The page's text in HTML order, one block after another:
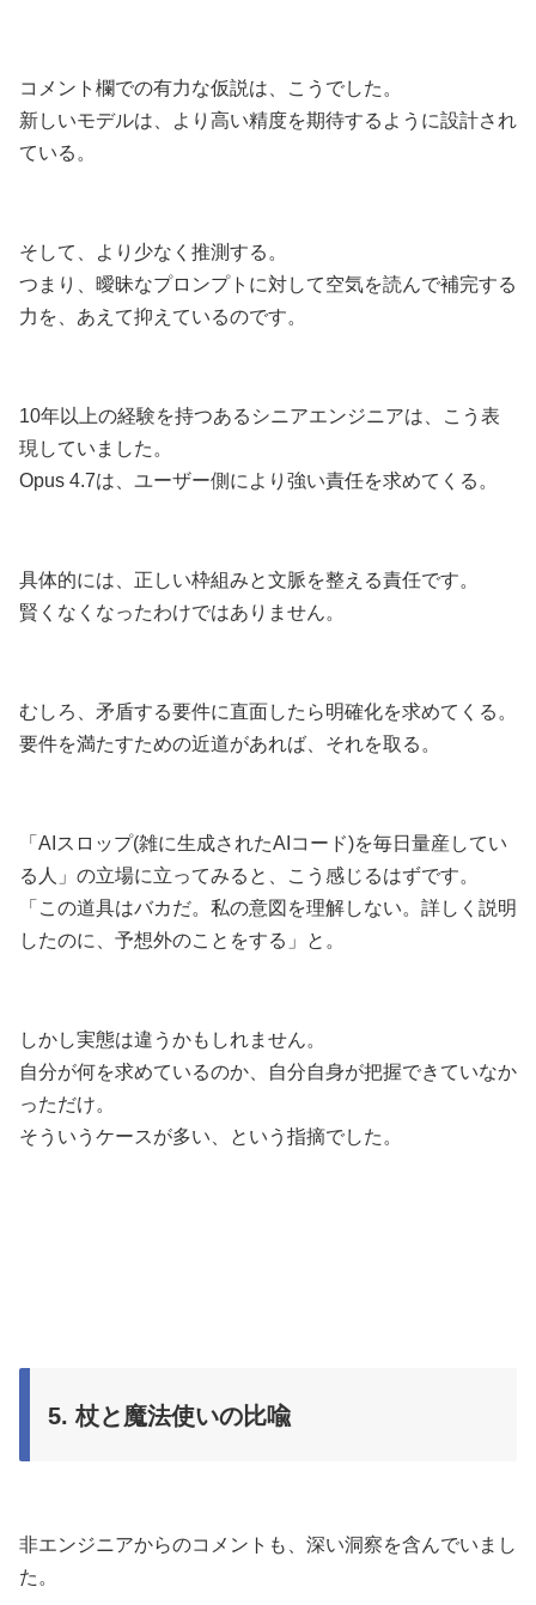
コメント欄での有力な仮説は、こうでした。
新しいモデルは、より高い精度を期待するように設計され
ている。
そして、より少なく推測する。
つまり、曖昧なプロンプトに対して空気を読んで補完する
力を、あえて抑えているのです。
10年以上の経験を持つあるシニアエンジニアは、こう表
現していました。
Opus 4.7は、ユーザー側により強い責任を求めてくる。
具体的には、正しい枠組みと文脈を整える責任です。
賢くなくなったわけではありません。
むしろ、矛盾する要件に直面したら明確化を求めてくる。
要件を満たすための近道があれば、それを取る。
「AIスロップ(雑に生成されたAIコード)を毎日量産してい
る人」の立場に立ってみると、こう感じるはずです。
「この道具はバカだ。私の意図を理解しない。詳しく説明
したのに、予想外のことをする」と。
しかし実態は違うかもしれません。
自分が何を求めているのか、自分自身が把握できていなか
っただけ。
そういうケースが多い、という指摘でした。
5. 杖と魔法使いの比喩
非エンジニアからのコメントも、深い洞察を含んでいまし
た。